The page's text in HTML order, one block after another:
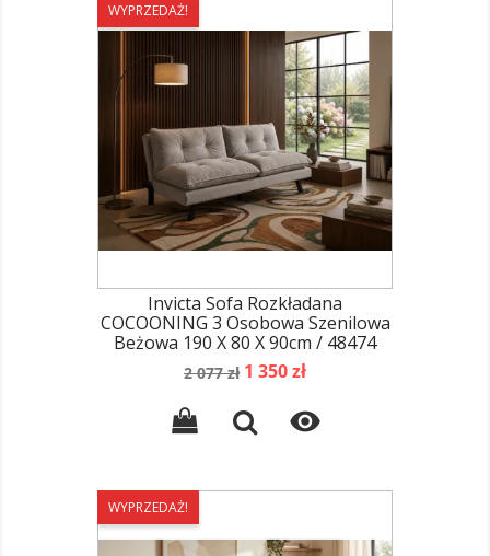
WYPRZEDAŻ!
Invicta Sofa Rozkładana
COCOONING 3 Osobowa Szenilowa
Beżowa 190 X 80 X 90cm / 48474
Cena
2 077 zł Cena
1 350 zł

WYPRZEDAŻ!